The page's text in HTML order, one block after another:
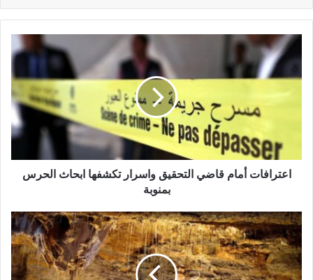
اعترافات أمام قاضي التحقيق واسرار تكشفها ابحاث الحرس
بمنوبة